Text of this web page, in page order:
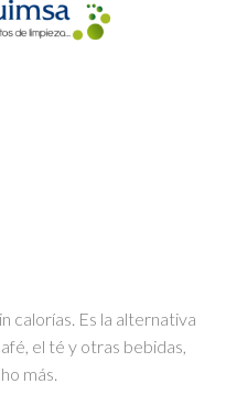
calorías. Es la alternativa
el té y otras bebidas,
más.